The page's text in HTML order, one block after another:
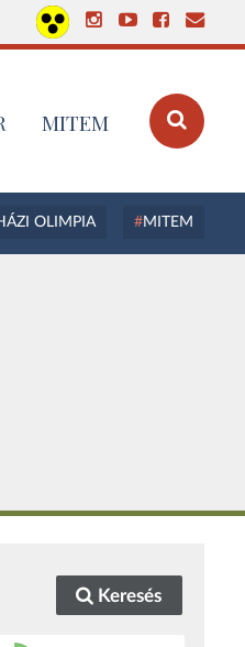
MITEM
OLIMPIA MITEM
Keresés